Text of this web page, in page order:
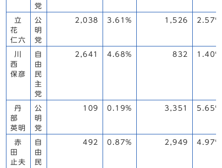
党
立
花
仁六
公
明
党
2,038 3.61% 1,526 2.57%
川
西
保彦
自
由
民
主
党
2,641 4.68% 832 1.40%
丹
部
英明
公
明
党
109 0.19% 3,351 5.65%
赤
田
止夫
自
由
民
492 0.87% 2,949 4.97%